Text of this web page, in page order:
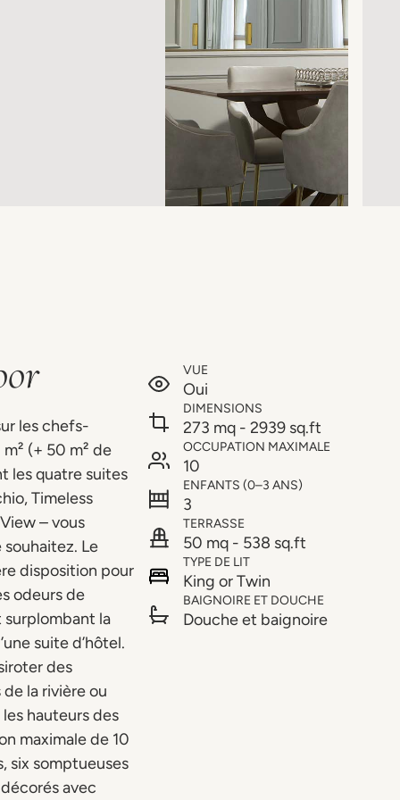
les chefs-
(+ 50 m² de
les quatre suites
Timeless
– vous
Le
disposition pour
odeurs de
surplombant la
suite d’hôtel.
des
la rivière ou
hauteurs des
maximale de 10
six somptueuses
avec
VUE
Oui
DIMENSIONS
273 mq - 2939 sq.ft
OCCUPATION MAXIMALE
10
ENFANTS (0–3 ANS)
3
TERRASSE
50 mq - 538 sq.ft
TYPE DE LIT
King or Twin
BAIGNOIRE ET DOUCHE
Douche et baignoire